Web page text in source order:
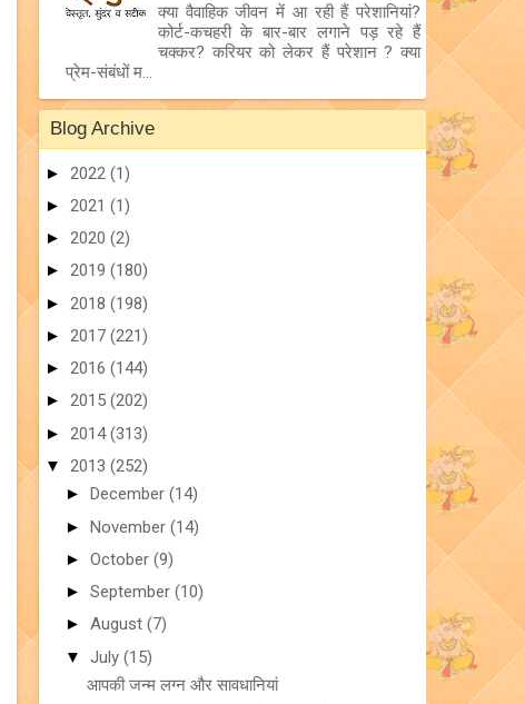
क्या वैवाहिक जीवन में आ रही हैं परेशानियां?
कोर्ट-कचहरी के बार-बार लगाने पड़ रहे हैं
चक्कर? करियर को लेकर हैं परेशान ? क्या
प्रेम-संबंधों म...
Blog Archive
► 2022 (1)
► 2021 (1)
► 2020 (2)
► 2019 (180)
► 2018 (198)
► 2017 (221)
► 2016 (144)
► 2015 (202)
► 2014(313)
▼ 2013 (252)
► December (14)
► November (14)
► October (9)
► September (10)
► August (7)
▼ July (15)
आपकी जन्म लग्न और सावधानियां